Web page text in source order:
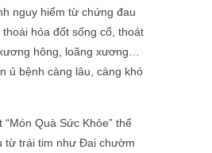
nguy hiểm từ chứng đau
hóa đốt sống cổ, thoát
hông, loãng xương…
ủ bệnh càng lâu, càng khó
Quà Sức Khỏe” thể
từ trái tim như Đai chườm